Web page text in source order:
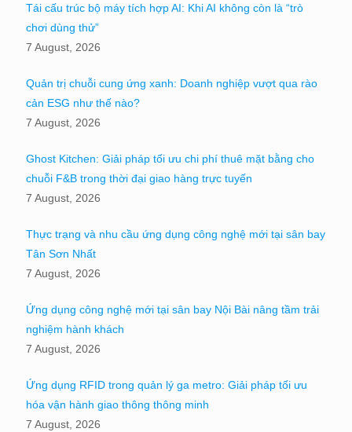
Tái cấu trúc bộ máy tích hợp AI: Khi AI không còn là “trò
chơi dùng thử”
7 August, 2026
Quản trị chuỗi cung ứng xanh: Doanh nghiệp vượt qua rào
cản ESG như thế nào?
7 August, 2026
Ghost Kitchen: Giải pháp tối ưu chi phí thuê mặt bằng cho
chuỗi F&B trong thời đại giao hàng trực tuyến
7 August, 2026
Thực trạng và nhu cầu ứng dụng công nghệ mới tại sân bay
Tân Sơn Nhất
7 August, 2026
Ứng dụng công nghệ mới tại sân bay Nội Bài nâng tầm trải
nghiệm hành khách
7 August, 2026
Ứng dụng RFID trong quản lý ga metro: Giải pháp tối ưu
hóa vận hành giao thông thông minh
7 August, 2026